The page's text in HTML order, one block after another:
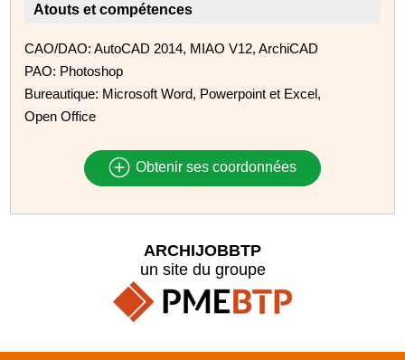
Atouts et compétences
CAO/DAO: AutoCAD 2014, MIAO V12, ArchiCAD
PAO: Photoshop
Bureautique: Microsoft Word, Powerpoint et Excel,
Open Office
Obtenir ses coordonnées
ARCHIJOBBTP
un site du groupe